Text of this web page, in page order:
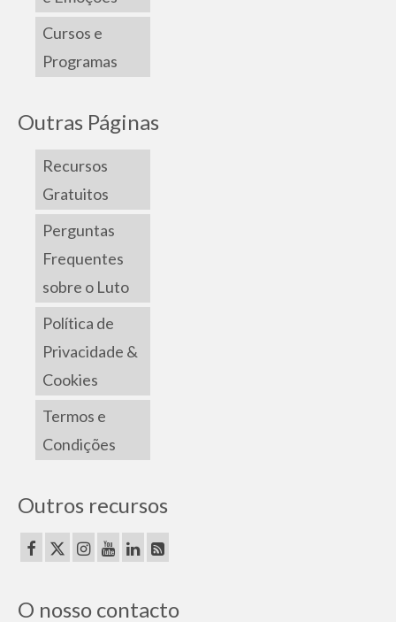
Cursos e
Programas
Outras Páginas
Recursos
Gratuitos
Perguntas
Frequentes
sobre o Luto
Política de
Privacidade &
Cookies
Termos e
Condições
Outros recursos
O nosso contacto